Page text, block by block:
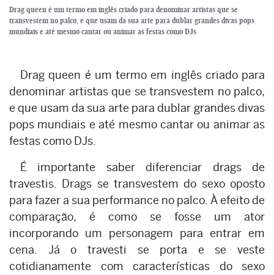
Drag queen é um termo em inglês criado para denominar artistas que se
transvestem no palco, e que usam da sua arte para dublar grandes divas pops
mundiais e até mesmo cantar ou animar as festas como DJs
Drag queen é um termo em inglês criado para
denominar artistas que se transvestem no palco,
e que usam da sua arte para dublar grandes divas
pops mundiais e até mesmo cantar ou animar as
festas como DJs.
É importante saber diferenciar drags de
travestis. Drags se transvestem do sexo oposto
para fazer a sua performance no palco. À efeito de
comparação, é como se fosse um ator
incorporando um personagem para entrar em
cena. Já o travesti se porta e se veste
cotidianamente com características do sexo